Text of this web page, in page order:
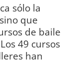
sólo la
que
de baile
49 cursos
han